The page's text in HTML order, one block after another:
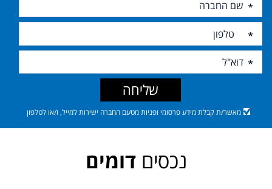
מאשר/ת קבלת מידע פרסומי ופניות מטעם החברה ישירות למייל, ו/או לטלפון
שליחה
נכסיםדומים